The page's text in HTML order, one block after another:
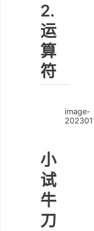
2.
运
算
符
image-
小
试
牛
刀